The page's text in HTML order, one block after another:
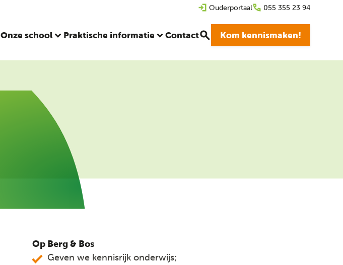
Ouderportaal 055 355 23 94
Onze school Praktische informatie Contact Kom kennismaken!
Op Berg & Bos
Geven we kennisrijk onderwijs;